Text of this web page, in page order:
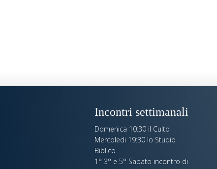
Incontri settimanali
Domenica 10:30 il Culto
Mercoledi 19:30 lo Studio
Biblico
1° 3° e 5° Sabato incontro di